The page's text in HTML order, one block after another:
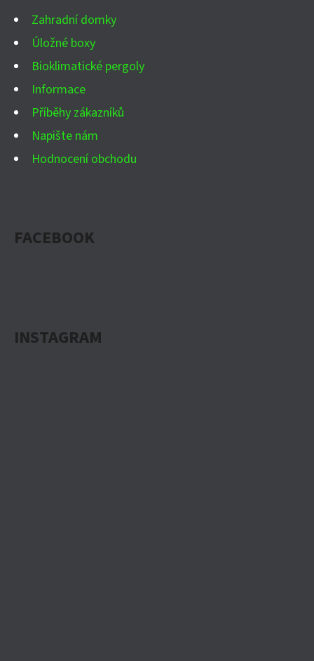
Zahradní domky
Úložné boxy
Bioklimatické pergoly
Informace
Příběhy zákazníků
Napište nám
Hodnocení obchodu
FACEBOOK
INSTAGRAM